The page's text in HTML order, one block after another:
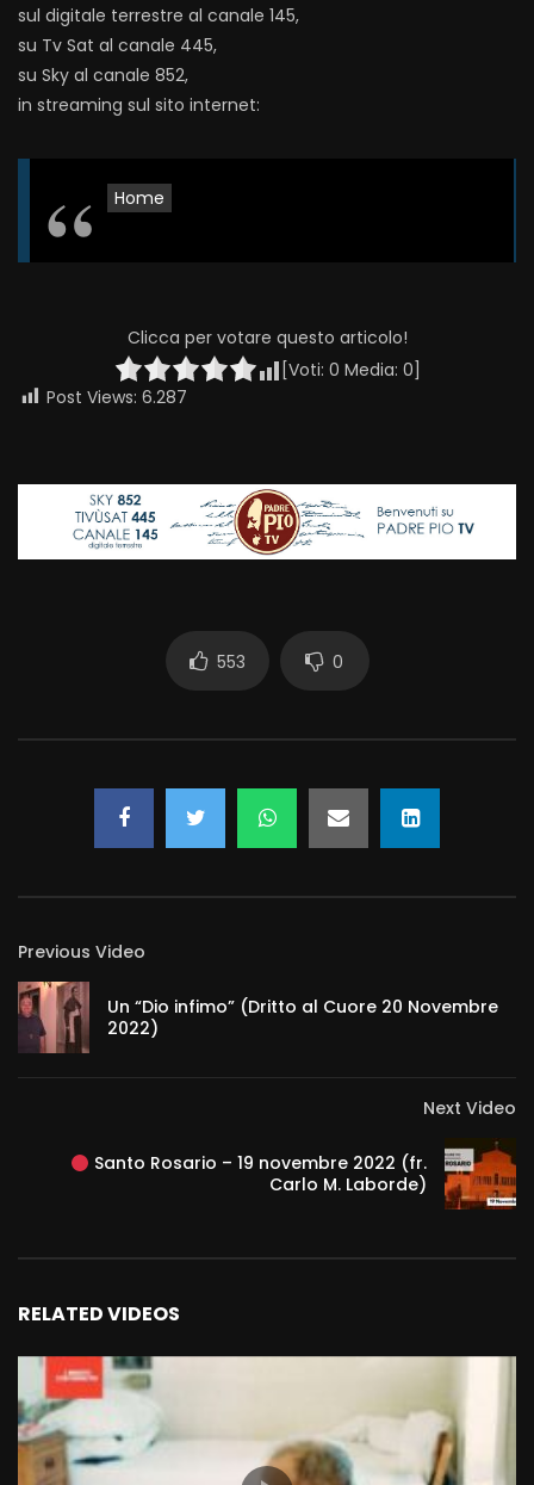
sul digitale terrestre al canale 145,
su Tv Sat al canale 445,
su Sky al canale 852,
in streaming sul sito internet:
Home
Clicca per votare questo articolo!
[Voti: 0 Media: 0]
Post Views: 6.287
553 0
Previous Video
Un “Dio infimo” (Dritto al Cuore 20 Novembre
2022)
Next Video
Santo Rosario – 19 novembre 2022 (fr.
Carlo M. Laborde)
RELATED VIDEOS